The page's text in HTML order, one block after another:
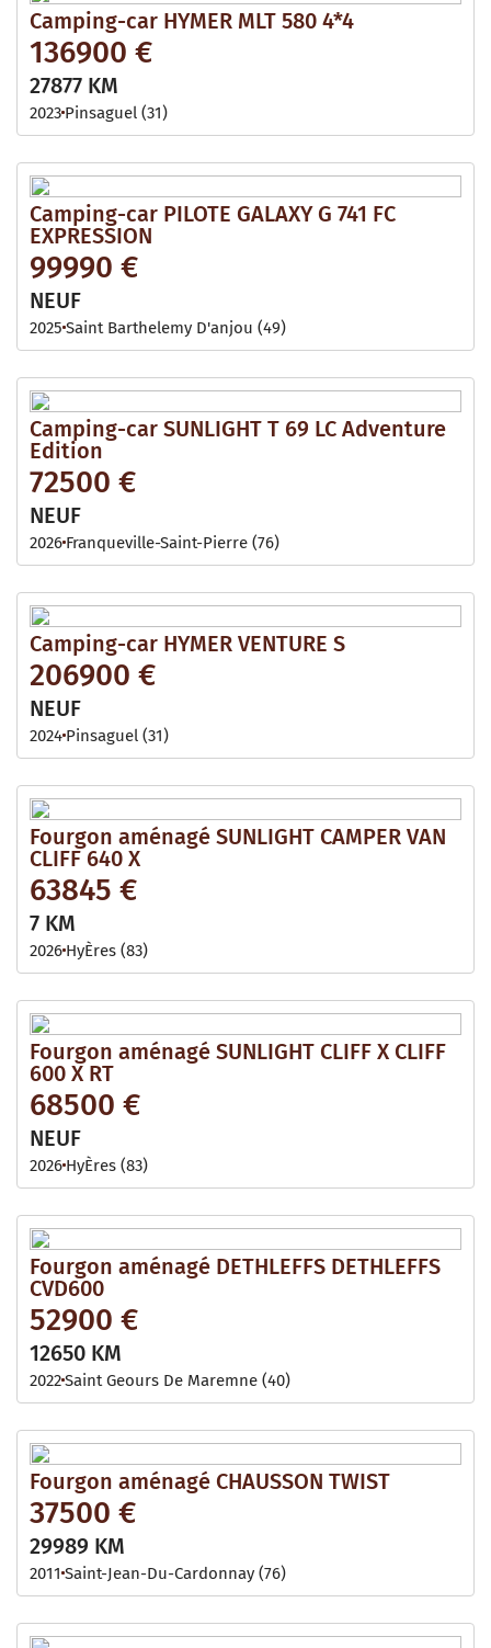
Camping-car HYMER MLT 580 4*4
136900 €
27877 KM
2023 Pinsaguel (31)
Camping-car PILOTE GALAXY G 741 FC
EXPRESSION
99990 €
NEUF
2025 Saint Barthelemy D'anjou (49)
Camping-car SUNLIGHT T 69 LC Adventure
Edition
72500 €
NEUF
2026 Franqueville-Saint-Pierre (76)
Camping-car HYMER VENTURE S
206900 €
NEUF
2024 Pinsaguel (31)
Fourgon aménagé SUNLIGHT CAMPER VAN
CLIFF 640 X
63845 €
7 KM
2026 HyÈres (83)
Fourgon aménagé SUNLIGHT CLIFF X CLIFF
600 X RT
68500 €
NEUF
2026 HyÈres (83)
Fourgon aménagé DETHLEFFS DETHLEFFS
CVD600
52900 €
12650 KM
2022Saint Geours De Maremne (40)
Fourgon aménagé CHAUSSON TWIST
37500 €
29989 KM
2011 Saint-Jean-Du-Cardonnay (76)